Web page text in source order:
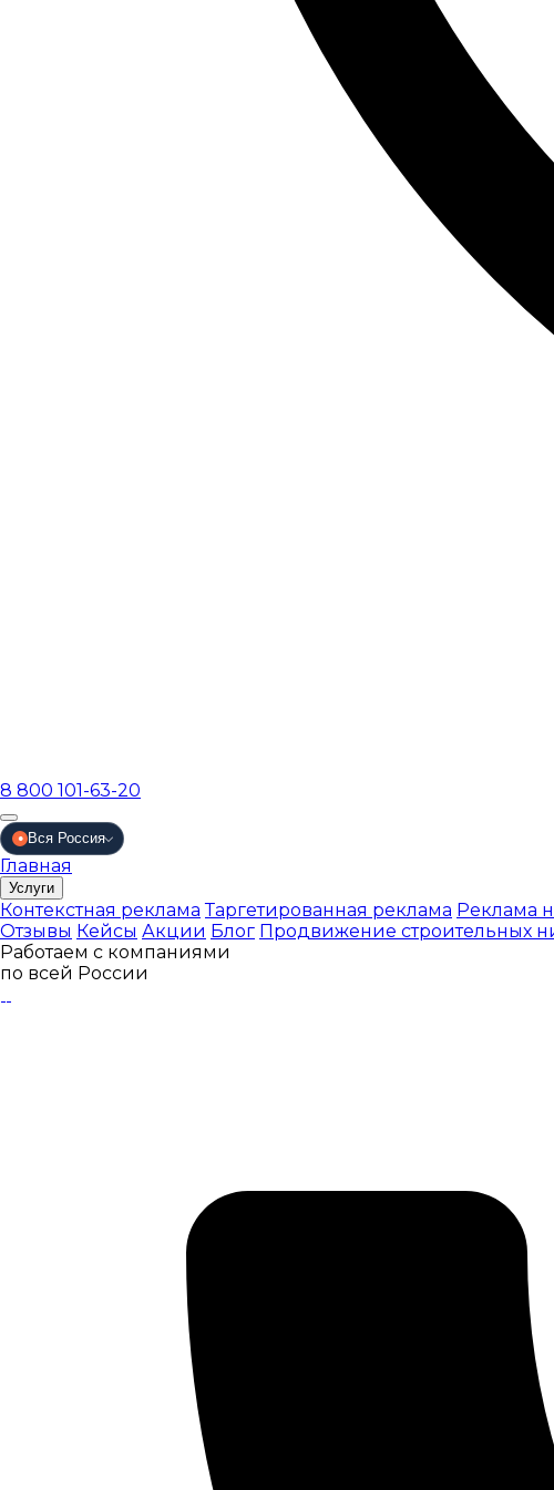
8 800 101-63-20
● Вся Россия
Главная
Услуги
Контекстная реклама Таргетированная реклама Реклама
Отзывы Кейсы Акции Блог Продвижение строительных
Работаем с компаниями
по всей России